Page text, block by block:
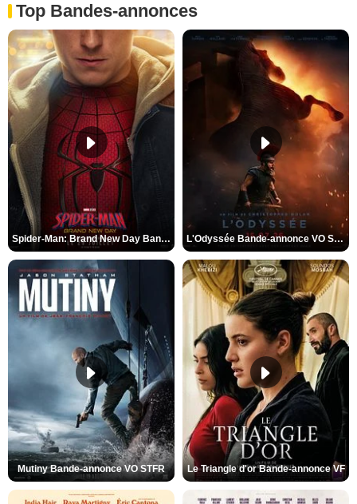
Top Bandes-annonces
Spider-Man: Brand New Day Bande-annonce VO STFR L'Odyssée Bande-annonce VO STFR
Mutiny Bande-annonce VO STFR Le Triangle d'or Bande-annonce VF